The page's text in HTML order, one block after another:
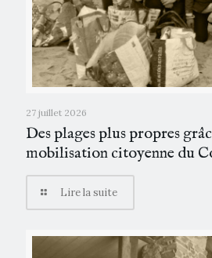
27 juillet 2026
Des plages plus propres
mobilisation citoyenne du
Lire la suite